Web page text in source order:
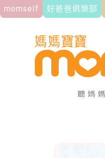
momself 好爸爸俱樂部